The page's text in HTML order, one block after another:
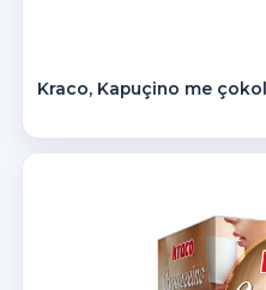
Kraco, Kapuçino me